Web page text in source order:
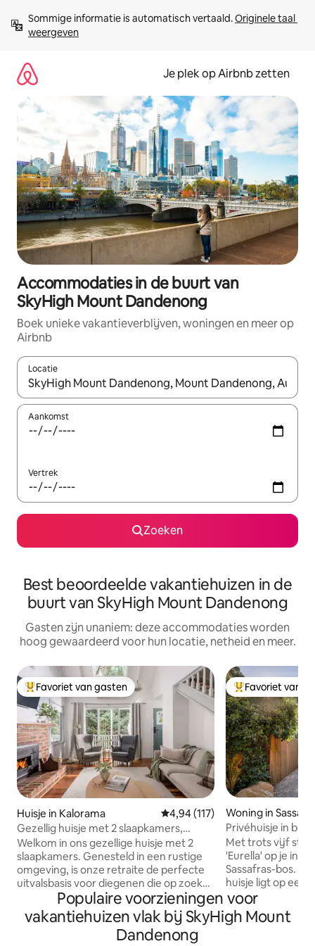
direct
naar
Sommige informatie is automatisch vertaald. Originele taal
weergeven
Je plek op Airbnb zetten
Accommodaties in de buurt van
SkyHigh Mount Dandenong
Boek unieke vakantieverblijven, woningen en meer op
Airbnb
Locatie
Wanneer er resultaten beschikbaar zijn, maak je een keuze
Aankomst
Vertrek
Zoeken
Best beoordeelde vakantiehuizen in de
buurt van SkyHigh Mount Dandenong
Gasten zijn unaniem: deze accommodaties worden
hoog gewaardeerd voor hun locatie, netheid en meer.
Topfavoriet van gasten
Favoriet van gasten
Huisje in Kalorama Gemiddelde beoordeling van
4,94 (117)
Gezellig huisje met 2 slaapkamers,
bubbelbad en open haard
Welkom in ons gezellige huisje met 2
slaapkamers. Genesteld in een rustige
omgeving, is onze retraite de perfecte
uitvalsbasis voor diegenen die op zoek
zijn naar een rustige ontsnapping. De
houten open haard nodigt je uit om te
ontspannen, terwijl de slaapkamers
rustgevende nachten beloven. Het
Topfavoriet van
Favoriet van
Woning in
Privéhuisje in bos
Dandenong
Met trots vijf
'Eurella' op je in
Sassafras-bos.
huisje ligt op een
heeft een luxe
dubbele
om de privé
Populaire voorzieningen voor
vakantiehuizen vlak bij SkyHigh Mount
Dandenong